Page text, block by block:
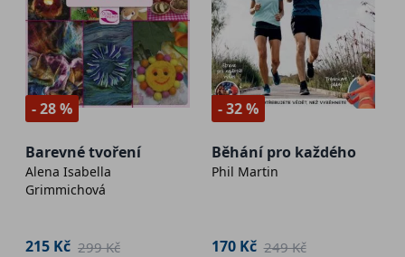
- 28 %
Barevné tvoření
Alena Isabella
Grimmichová
215 Kč 299 Kč
- 32 %
Běhání pro každého
Phil Martin
170 Kč 249 Kč